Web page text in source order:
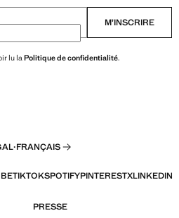
M’INSCRIRE
lu laPolitique de confidentialité.
·FRANÇAIS
TIKTOKSPOTIFYPINTERESTXLINKEDIN
PRESSE